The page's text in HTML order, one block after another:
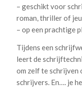
– geschikt voor
roman, thriller of
– op een prachtige
Tijdens een
leert de
om zelf te schrijven
schrijvers. En…. je